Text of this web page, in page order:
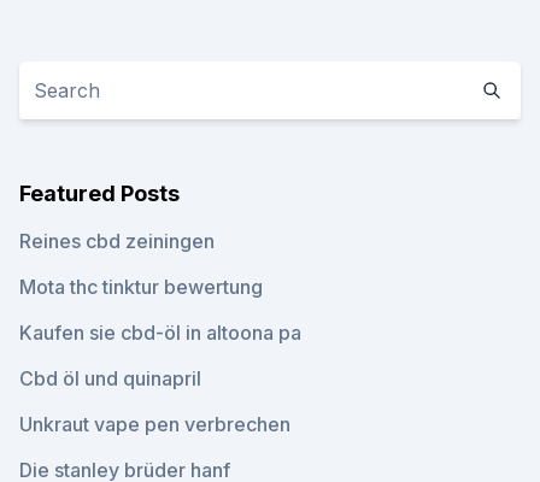
Featured Posts
Reines cbd zeiningen
Mota thc tinktur bewertung
Kaufen sie cbd-öl in altoona pa
Cbd öl und quinapril
Unkraut vape pen verbrechen
Die stanley brüder hanf